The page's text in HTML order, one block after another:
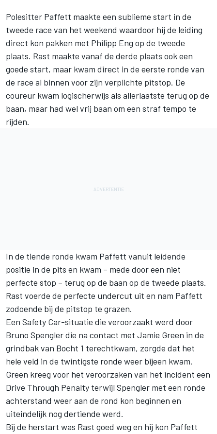
Polesitter Paffett maakte een sublieme start in de
tweede race van het weekend waardoor hij de leiding
direct kon pakken met Philipp Eng op de tweede
plaats. Rast maakte vanaf de derde plaats ook een
goede start, maar kwam direct in de eerste ronde van
de race al binnen voor zijn verplichte pitstop. De
coureur kwam logischerwijs als allerlaatste terug op de
baan, maar had wel vrij baan om een straf tempo te
rijden.
In de tiende ronde kwam Paffett vanuit leidende
positie in de pits en kwam – mede door een niet
perfecte stop – terug op de baan op de tweede plaats.
Rast voerde de perfecte undercut uit en nam Paffett
zodoende bij de pitstop te grazen.
Een Safety Car-situatie die veroorzaakt werd door
Bruno Spengler die na contact met Jamie Green in de
grindbak van Bocht 1 terechtkwam, zorgde dat het
hele veld in de twintigste ronde weer bijeen kwam.
Green kreeg voor het veroorzaken van het incident een
Drive Through Penalty terwijl Spengler met een ronde
achterstand weer aan de rond kon beginnen en
uiteindelijk nog dertiende werd.
Bij de herstart was Rast goed weg en hij kon Paffett